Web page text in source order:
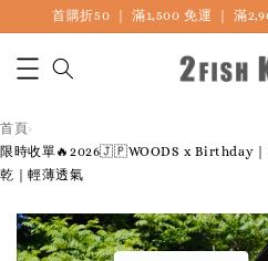
首購折50 ｜ 滿1,500 免運 ｜ 滿
首頁›
限時收單🔥2026🇯🇵WOODS x Birthday｜
乾｜輕薄透氣